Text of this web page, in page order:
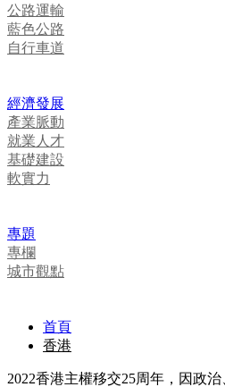
公路運輸
藍色公路
自行車道
經濟發展
產業脈動
就業人才
基礎建設
軟實力
專題
專欄
城市觀點
首頁
香港
2022香港主權移交25周年，因政